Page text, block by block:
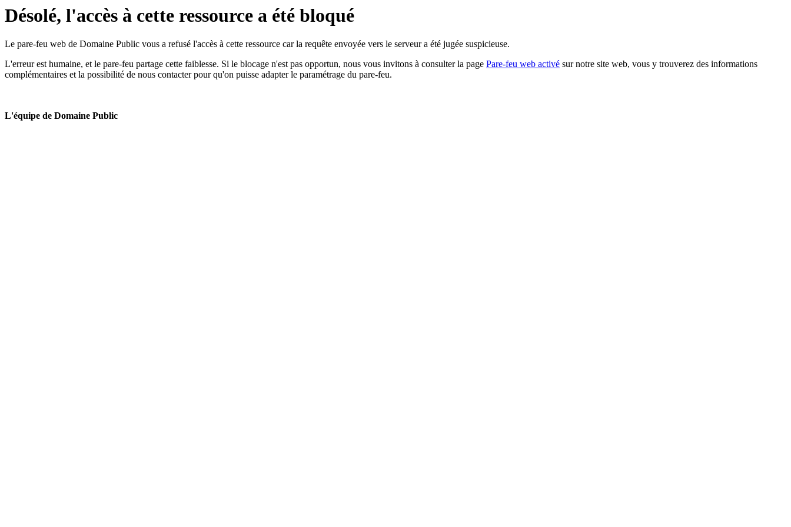
Désolé, l'accès à cette ressource a été bloqué
Le pare-feu web de Domaine Public vous a refusé l'accès à cette ressource car la requête envoyée vers le serveur a été jugée suspicieuse.
L'erreur est humaine, et le pare-feu partage cette faiblesse. Si le blocage n'est pas opportun, nous vous invitons à consulter la page Pare-feu web activé sur notre site web, vous y trouverez des informations
complémentaires et la possibilité de nous contacter pour qu'on puisse adapter le paramétrage du pare-feu.
L'équipe de Domaine Public